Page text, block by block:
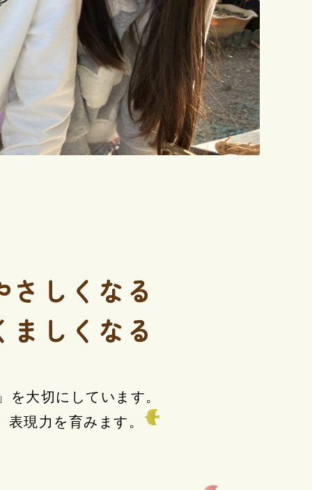
しくなる
しくなる
を大切にしています。
表現力を育みます。